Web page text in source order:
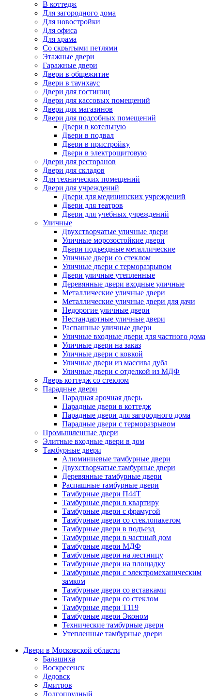
В коттедж
Для загородного дома
Для новостройки
Для офиса
Для храма
Со скрытыми петлями
Этажные двери
Гаражные двери
Двери в общежитие
Двери в таунхаус
Двери для гостиниц
Двери для кассовых помещений
Двери для магазинов
Двери для подсобных помещений
Двери в котельную
Двери в подвал
Двери в пристройку
Двери в электрощитовую
Двери для ресторанов
Двери для складов
Для технических помещений
Двери для учреждений
Двери для медицинских учреждений
Двери для театров
Двери для учебных учреждений
Уличные
Двухстворчатые уличные двери
Уличные морозостойкие двери
Двери подъездные металлические
Уличные двери со стеклом
Уличные двери с терморазрывом
Двери уличные утепленные
Деревянные двери входные уличные
Металлические уличные двери
Металлические уличные двери для дачи
Недорогие уличные двери
Нестандартные уличные двери
Распашные уличные двери
Уличные входные двери для частного дома
Уличные двери на заказ
Уличные двери с ковкой
Уличные двери из массива дуба
Уличные двери с отделкой из МДФ
Дверь коттедж со стеклом
Парадные двери
Парадная арочная дверь
Парадные двери в коттедж
Парадные двери для загородного дома
Парадные двери с терморазрывом
Промышленные двери
Элитные входные двери в дом
Тамбурные двери
Алюминиевые тамбурные двери
Двухстворчатые тамбурные двери
Деревянные тамбурные двери
Распашные тамбурные двери
Тамбурные двери П44Т
Тамбурные двери в квартиру
Тамбурные двери с фрамугой
Тамбурные двери со стеклопакетом
Тамбурные двери в подъезд
Тамбурные двери в частный дом
Тамбурные двери МДФ
Тамбурные двери на лестницу
Тамбурные двери на площадку
Тамбурные двери с электромеханическим
замком
Тамбурные двери со вставками
Тамбурные двери со стеклом
Тамбурные двери Т119
Тамбурные двери Эконом
Технические тамбурные двери
Утепленные тамбурные двери
Двери в Московской области
Балашиха
Воскресенск
Дедовск
Дмитров
Долгопрудный